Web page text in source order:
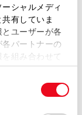
シャルメディ
有していま
ユーザーが各
パートナーの
組み合わせて
用を続行する